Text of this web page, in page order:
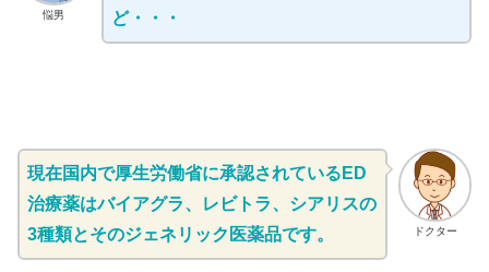
悩男
ど・・・
ドクター
現在国内で厚生労働省に承認されているED
治療薬はバイアグラ、レビトラ、シアリスの
3種類とそのジェネリック医薬品です。